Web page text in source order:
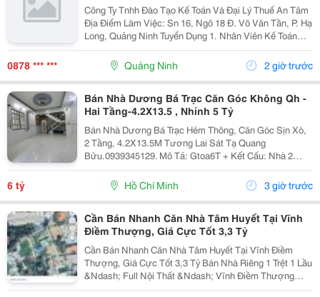
Công Ty Tnhh Đào Tạo Kế Toán Và Đại Lý Thuế An Tâm
Địa Điểm Làm Việc: Sn 16, Ngõ 18 Đ. Võ Văn Tần, P. Hạ
Long, Quảng Ninh Tuyển Dụng 1. Nhân Viên Kế Toán
Thuế : 05 Mô Tả Công Việc: &Bull; Thực Hiện Các Công
Việc Liên Quan Đến Kế Toán Thuế...
0878 *** *** Quảng Ninh 2 giờ trước
Bán Nhà Dương Bá Trạc Căn Góc Không Qh -
Hai Tầng-4.2X13.5 , Nhỉnh 5 Tỷ
Bán Nhà Dương Bá Trạc Hẻm Thông, Căn Góc Sịn Xò,
2 Tầng, 4.2X13.5M Tương Lai Sát Tạ Quang
Bửu.0939345129. Mô Tả: Gtoa6T + Kết Cấu: Nhà 2
Tầng Btct Kiên Cố, 2 Phòng. + Vị Trí: Ngay Dương Bá
Trạc Thông Tạ Quang Bửu, Âu Dương Lân, Nguyễn Thị
Tần, Dạ...
6 tỷ Hồ Chí Minh 3 giờ trước
Cần Bán Nhanh Căn Nhà Tâm Huyết Tại Vĩnh
Điềm Thượng, Giá Cực Tốt 3,3 Tỷ
Cần Bán Nhanh Căn Nhà Tâm Huyết Tại Vĩnh Điềm
Thượng, Giá Cực Tốt 3,3 Tỷ Bán Nhà Riêng 1 Trệt 1 Lầu
&Ndash; Full Nội Thất &Ndash; Vĩnh Điềm Thượng
&Ndash; Gần 23/10 Vị Trí: Thôn Vĩnh Điềm Thượng,